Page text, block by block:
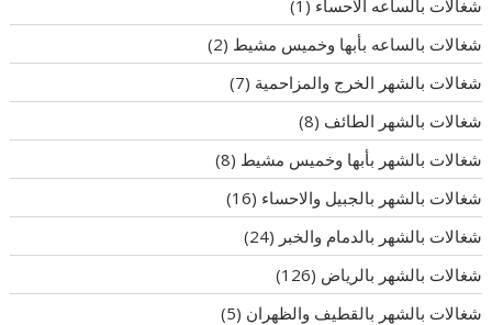
شغالات بالساعه الاحساء (1)
شغالات بالساعه بأبها وخميس مشيط (2)
شغالات بالشهر الخرج والمزاحمية (7)
شغالات بالشهر الطائف (8)
شغالات بالشهر بأبها وخميس مشيط (8)
شغالات بالشهر بالجبيل والاحساء (16)
شغالات بالشهر بالدمام والخبر (24)
شغالات بالشهر بالرياض (126)
شغالات بالشهر بالقطيف والظهران (5)